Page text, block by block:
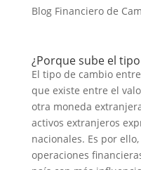
Blog Financiero de
¿Porque sube el
El tipo de cambio
que existe entre el
otra moneda
activos extranjeros
nacionales. Es por
operaciones